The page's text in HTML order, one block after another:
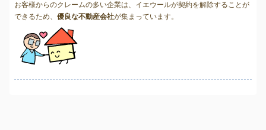
お客様からのクレームの多い企業は、イエウールが契約を解除することが
できるため、 優良な不動産会社が集まっています。